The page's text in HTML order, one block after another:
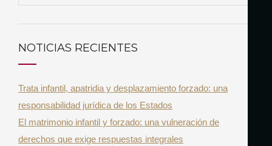
c
f
o
r
:
NOTICIAS RECIENTES
Trata infantil, apatridia y desplazamiento forzado: una
responsabilidad jurídica de los Estados
El matrimonio infantil y forzado: una vulneración de
derechos que exige respuestas integrales